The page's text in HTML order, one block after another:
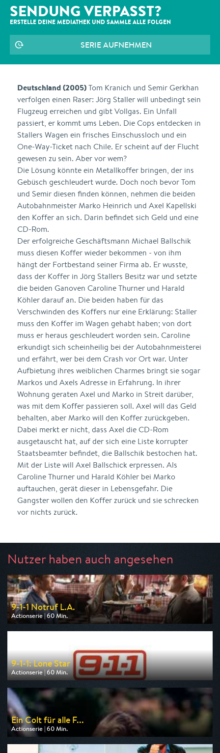
SENDUNG VERPASST?
ERSTELLE DEINE MEDIATHEK UND SAMMLE ALLE FOLGEN
SERIE AUFNEHMEN
Deutschland (2005)Tom Kranich und Semir Gerkhan
verfolgen einen Raser: Jörg Staller will unbedingt sein
Flugzeug erreichen und gibt Vollgas. Ein Unfall
passiert, er kommt ums Leben. Die Cops entdecken in
Stallers Wagen ein frisches Einschussloch und ein
One-Way-Ticket nach Chile. Er scheint auf der Flucht
gewesen zu sein. Aber vor wem?
Die Lösung könnte ein Metallkoffer bringen, der ins
Gebüsch geschleudert wurde. Doch noch bevor Tom
und Semir diesen finden können, nehmen die beiden
Autobahnmeister Marko Heinrich und Axel Kapellski
den Koffer an sich. Darin befindet sich Geld und eine
CD-Rom.
Der erfolgreiche Geschäftsmann Michael Ballschik
muss diesen Koffer wieder bekommen - von ihm
hängt der Fortbestand seiner Firma ab. Er wusste,
dass der Koffer in Jörg Stallers Besitz war und setzte
die beiden Ganoven Caroline Thurner und Harald
Köhler darauf an. Die beiden haben für das
Verschwinden des Koffers nur eine Erklärung: Staller
muss den Koffer im Wagen gehabt haben; von dort
muss er heraus geschleudert worden sein. Caroline
erkundigt sich scheinheilig bei der Autobahnmeisterei
und erfährt, wer bei dem Crash vor Ort war. Unter
Aufbietung ihres weiblichen Charmes bringt sie sogar
Markos und Axels Adresse in Erfahrung. In ihrer
Wohnung geraten Axel und Marko in Streit darüber,
was mit dem Koffer passieren soll. Axel will das Geld
behalten, aber Marko will den Koffer zurückgeben.
Dabei merkt er nicht, dass Axel die CD-Rom
ausgetauscht hat, auf der sich eine Liste korrupter
Staatsbeamter befindet, die Ballschik bestochen hat.
Mit der Liste will Axel Ballschick erpressen. Als
Caroline Thurner und Harald Köhler bei Marko
auftauchen, gerät dieser in Lebensgefahr. Die
Gangster wollen den Koffer zurück und sie schrecken
vor nichts zurück.
Nutzer haben auch angesehen
9-1-1 Notruf L.A.
Actionserie | 60 Min.
Ausgestrahlt von Kabel 1
am 08.08.2026, 20:15
9-1-1: Lone Star
Actionserie | 60 Min.
Ausgestrahlt von Kabel 1
am 08.08.2026, 22:15
Ein Colt für alle F...
Actionserie | 60 Min.
Ausgestrahlt von Nitro
am 08.08.2026, 09:00